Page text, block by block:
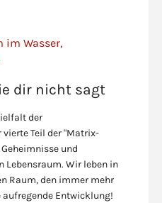
dir nicht sagt
der
Teil der "Matrix-
und
Lebensraum. Wir leben in
Raum, den immer mehr
aufregende Entwicklung!